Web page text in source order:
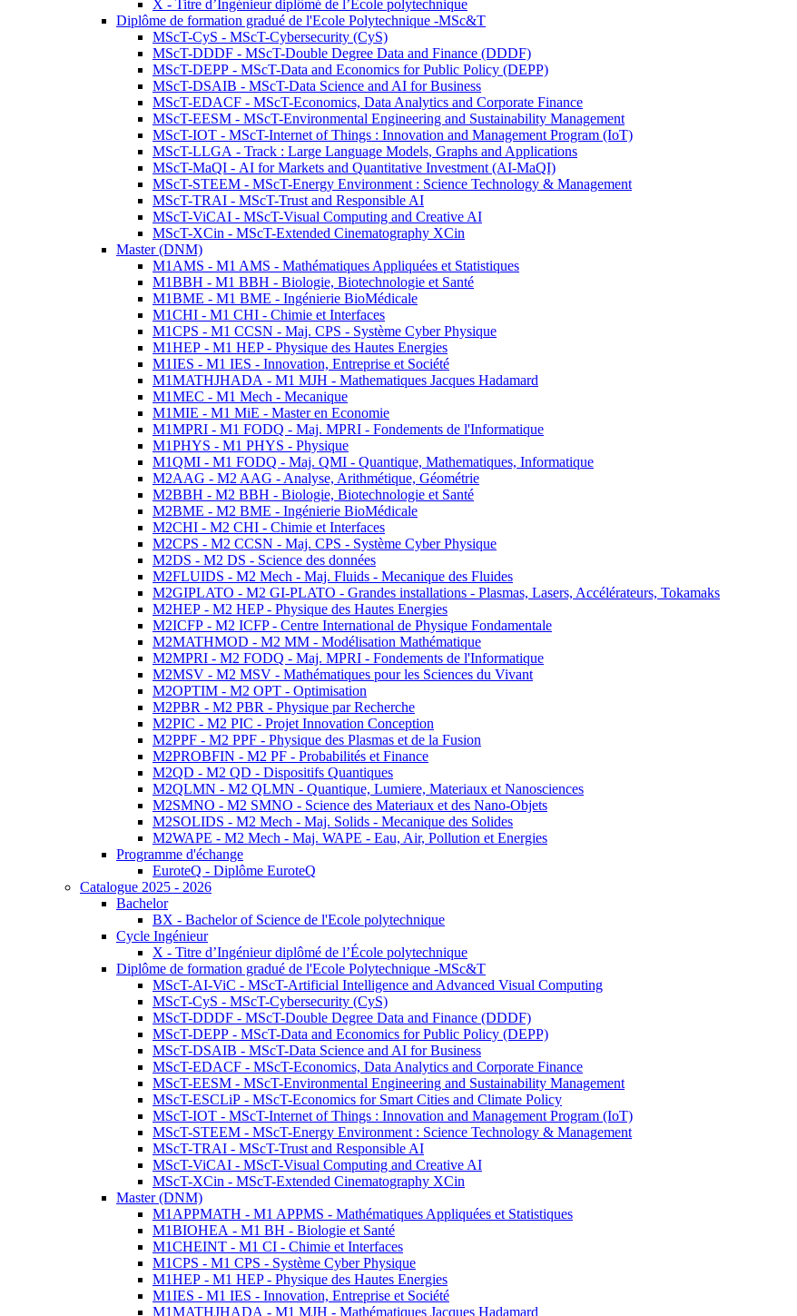
X - Titre d’Ingénieur diplômé de l’École polytechnique
Diplôme de formation gradué de l'Ecole Polytechnique -MSc&T
MScT-CyS - MScT-Cybersecurity (CyS)
MScT-DDDF - MScT-Double Degree Data and Finance (DDDF)
MScT-DEPP - MScT-Data and Economics for Public Policy (DEPP)
MScT-DSAIB - MScT-Data Science and AI for Business
MScT-EDACF - MScT-Economics, Data Analytics and Corporate Finance
MScT-EESM - MScT-Environmental Engineering and Sustainability Management
MScT-IOT - MScT-Internet of Things : Innovation and Management Program (IoT)
MScT-LLGA - Track : Large Language Models, Graphs and Applications
MScT-MaQI - AI for Markets and Quantitative Investment (AI-MaQI)
MScT-STEEM - MScT-Energy Environment : Science Technology & Management
MScT-TRAI - MScT-Trust and Responsible AI
MScT-ViCAI - MScT-Visual Computing and Creative AI
MScT-XCin - MScT-Extended Cinematography XCin
Master (DNM)
M1AMS - M1 AMS - Mathématiques Appliquées et Statistiques
M1BBH - M1 BBH - Biologie, Biotechnologie et Santé
M1BME - M1 BME - Ingénierie BioMédicale
M1CHI - M1 CHI - Chimie et Interfaces
M1CPS - M1 CCSN - Maj. CPS - Système Cyber Physique
M1HEP - M1 HEP - Physique des Hautes Energies
M1IES - M1 IES - Innovation, Entreprise et Société
M1MATHJHADA - M1 MJH - Mathematiques Jacques Hadamard
M1MEC - M1 Mech - Mecanique
M1MIE - M1 MiE - Master en Economie
M1MPRI - M1 FODQ - Maj. MPRI - Fondements de l'Informatique
M1PHYS - M1 PHYS - Physique
M1QMI - M1 FODQ - Maj. QMI - Quantique, Mathematiques, Informatique
M2AAG - M2 AAG - Analyse, Arithmétique, Géométrie
M2BBH - M2 BBH - Biologie, Biotechnologie et Santé
M2BME - M2 BME - Ingénierie BioMédicale
M2CHI - M2 CHI - Chimie et Interfaces
M2CPS - M2 CCSN - Maj. CPS - Système Cyber Physique
M2DS - M2 DS - Science des données
M2FLUIDS - M2 Mech - Maj. Fluids - Mecanique des Fluides
M2GIPLATO - M2 GI-PLATO - Grandes installations - Plasmas, Lasers, Accélérateurs, Tokamaks
M2HEP - M2 HEP - Physique des Hautes Energies
M2ICFP - M2 ICFP - Centre International de Physique Fondamentale
M2MATHMOD - M2 MM - Modélisation Mathématique
M2MPRI - M2 FODQ - Maj. MPRI - Fondements de l'Informatique
M2MSV - M2 MSV - Mathématiques pour les Sciences du Vivant
M2OPTIM - M2 OPT - Optimisation
M2PBR - M2 PBR - Physique par Recherche
M2PIC - M2 PIC - Projet Innovation Conception
M2PPF - M2 PPF - Physique des Plasmas et de la Fusion
M2PROBFIN - M2 PF - Probabilités et Finance
M2QD - M2 QD - Dispositifs Quantiques
M2QLMN - M2 QLMN - Quantique, Lumiere, Materiaux et Nanosciences
M2SMNO - M2 SMNO - Science des Materiaux et des Nano-Objets
M2SOLIDS - M2 Mech - Maj. Solids - Mecanique des Solides
M2WAPE - M2 Mech - Maj. WAPE - Eau, Air, Pollution et Energies
Programme d'échange
EuroteQ - Diplôme EuroteQ
Catalogue 2025 - 2026
Bachelor
BX - Bachelor of Science de l'Ecole polytechnique
Cycle Ingénieur
X - Titre d’Ingénieur diplômé de l’École polytechnique
Diplôme de formation gradué de l'Ecole Polytechnique -MSc&T
MScT-AI-ViC - MScT-Artificial Intelligence and Advanced Visual Computing
MScT-CyS - MScT-Cybersecurity (CyS)
MScT-DDDF - MScT-Double Degree Data and Finance (DDDF)
MScT-DEPP - MScT-Data and Economics for Public Policy (DEPP)
MScT-DSAIB - MScT-Data Science and AI for Business
MScT-EDACF - MScT-Economics, Data Analytics and Corporate Finance
MScT-EESM - MScT-Environmental Engineering and Sustainability Management
MScT-ESCLiP - MScT-Economics for Smart Cities and Climate Policy
MScT-IOT - MScT-Internet of Things : Innovation and Management Program (IoT)
MScT-STEEM - MScT-Energy Environment : Science Technology & Management
MScT-TRAI - MScT-Trust and Responsible AI
MScT-ViCAI - MScT-Visual Computing and Creative AI
MScT-XCin - MScT-Extended Cinematography XCin
Master (DNM)
M1APPMATH - M1 APPMS - Mathématiques Appliquées et Statistiques
M1BIOHEA - M1 BH - Biologie et Santé
M1CHEINT - M1 CI - Chimie et Interfaces
M1CPS - M1 CPS - Système Cyber Physique
M1HEP - M1 HEP - Physique des Hautes Energies
M1IES - M1 IES - Innovation, Entreprise et Société
M1MATHJHADA - M1 MJH - Mathématiques Jacques Hadamard